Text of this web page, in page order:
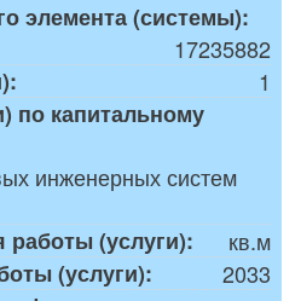
элемента (системы):
17235882
1
по капитальному
инженерных систем
(услуги):
кв.м
(услуги):
2033